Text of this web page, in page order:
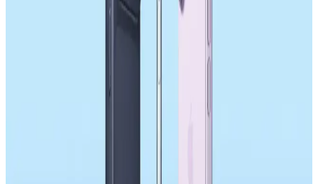
telefon pazarında gerilerken, ABD'de Samsung ve Apple hakimiyeti
DRAM Kıtlığı ve Apple'ın Akıllı Telefon
Piyasasındaki Fiyatlandırma Stratejileri
DRAM kıtlığı, akıllı telefon fiyatlarında artışa yol açıyor. Apple,